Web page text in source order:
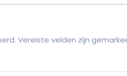
Vereiste velden zijn